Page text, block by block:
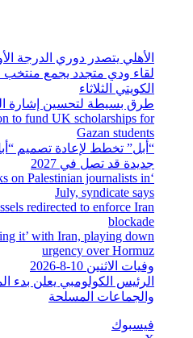
الأهلي يتصدر دوري الدرجة
لقاء ودي متجدد يجمع منتخب
الكويتي الثلاثاء
طرق بسيطة لتحسين إشارة
to fund UK scholarships for
Gazan students
“أبل” تخطط لإعادة تصميم
جديدة قد تصل في 2027
on Palestinian journalists in
July, syndicate says
redirected to enforce Iran
blockade
it’ with Iran, playing down
urgency over Hormuz
وفيات الاثنين 10-8-2026
الرئيس الكولومبي يعلن بدء
والجماعات المسلحة
فيسبوك